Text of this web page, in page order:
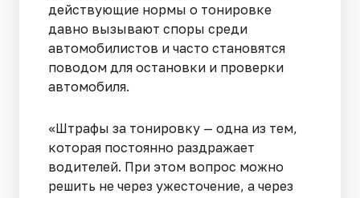
действующие нормы о тонировке
давно вызывают споры среди
автомобилистов и часто становятся
поводом для остановки и проверки
автомобиля.
«Штрафы за тонировку — одна из тем,
которая постоянно раздражает
водителей. При этом вопрос можно
решить не через ужесточение, а через